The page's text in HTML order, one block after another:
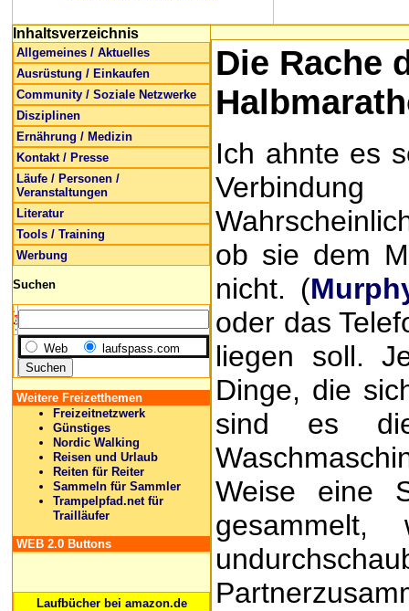
Inhaltsverzeichnis
Allgemeines / Aktuelles
Ausrüstung / Einkaufen
Community / Soziale Netzwerke
Disziplinen
Ernährung / Medizin
Kontakt / Presse
Läufe / Personen /
Veranstaltungen
Literatur
Tools / Training
Werbung
Suchen
Web laufspass.com
Weitere Freizetthemen
Freizeitnetzwerk
Günstiges
Nordic Walking
Reisen und Urlaub
Reiten für Reiter
Sammeln für Sammler
Trampelpfad.net für
Trailläufer
WEB 2.0 Buttons
Laufbücher bei amazon.de
Die Rache
Ich ahnte es
ob sie dem
nicht. (
oder das
liegen soll.
Dinge, die
sind es
Weise eine